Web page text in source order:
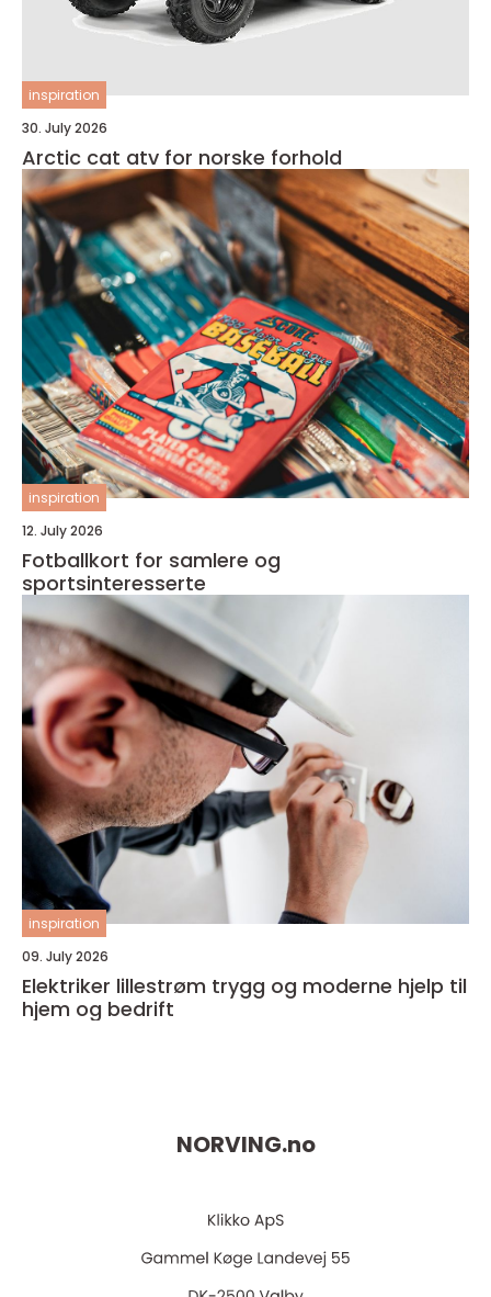
inspiration
30. July 2026
Arctic cat atv for norske forhold
inspiration
12. July 2026
Fotballkort for samlere og
sportsinteresserte
inspiration
09. July 2026
Elektriker lillestrøm trygg og moderne hjelp til
hjem og bedrift
NORVING.no